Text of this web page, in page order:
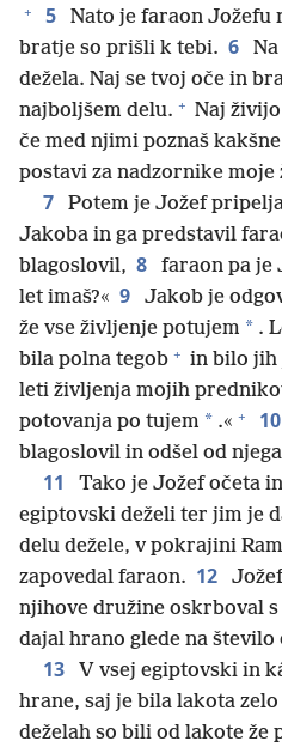
+ 5
Nato je faraon Jožefu
bratje so prišli k tebi. 6
dežela. Naj se tvoj oče in
najboljšem delu. + Naj
če med njimi poznaš
postavi za nadzornike moje
7
Potem je Jožef
Jakoba in ga predstavil
blagoslovil, 8
faraon pa je
let imaš?« 9
Jakob je
že vse življenje potujem * .
bila polna tegob + in bilo jih
leti življenja mojih
potovanja po tujem * .« + 10
blagoslovil in odšel od
11
Tako je Jožef očeta
egiptovski deželi ter jim je
delu dežele, v pokrajini
zapovedal faraon. 12
njihove družine oskrboval
dajal hrano glede na
13
V vsej egiptovski in
hrane, saj je bila lakota
deželah so bili od lakote že